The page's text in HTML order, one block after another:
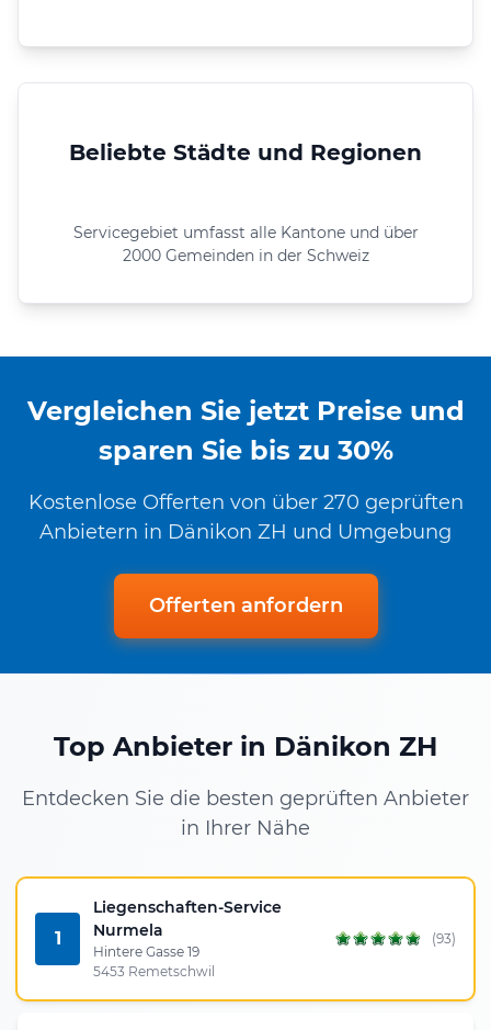
Beliebte Städte und Regionen
Servicegebiet umfasst alle Kantone und über
2000 Gemeinden in der Schweiz
Vergleichen Sie jetzt Preise und
sparen Sie bis zu 30%
Kostenlose Offerten von über 270 geprüften
Anbietern in Dänikon ZH und Umgebung
Offerten anfordern
Top Anbieter in Dänikon ZH
Entdecken Sie die besten geprüften Anbieter
in Ihrer Nähe
1
Liegenschaften-Service
Nurmela
Hintere Gasse 19
5453 Remetschwil
(93)